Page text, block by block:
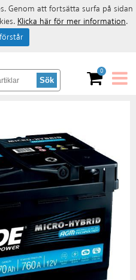
0
Genom att fortsätta surfa på sidan
Klicka här för mer information.